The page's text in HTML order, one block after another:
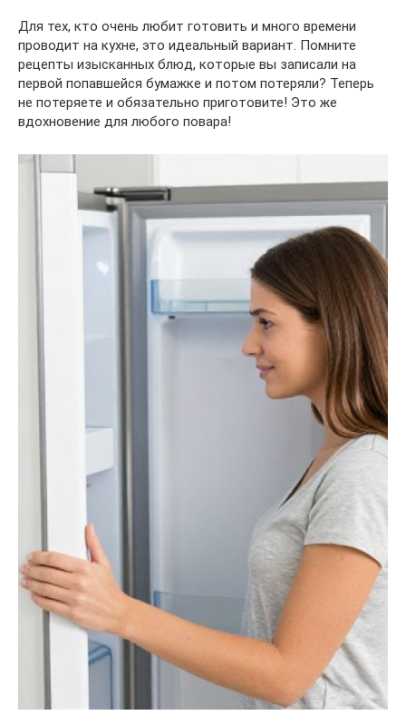
Для тех, кто очень любит готовить и много времени
проводит на кухне, это идеальный вариант. Помните
рецепты изысканных блюд, которые вы записали на
первой попавшейся бумажке и потом потеряли? Теперь
не потеряете и обязательно приготовите! Это же
вдохновение для любого повара!